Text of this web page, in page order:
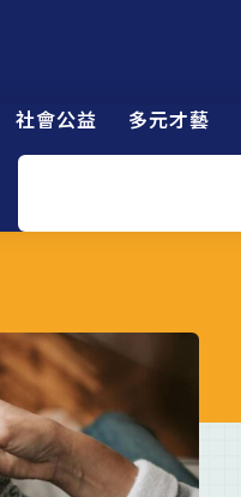
社會公益 多元才藝